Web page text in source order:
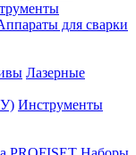
для сварки
Лазерные
Инструменты